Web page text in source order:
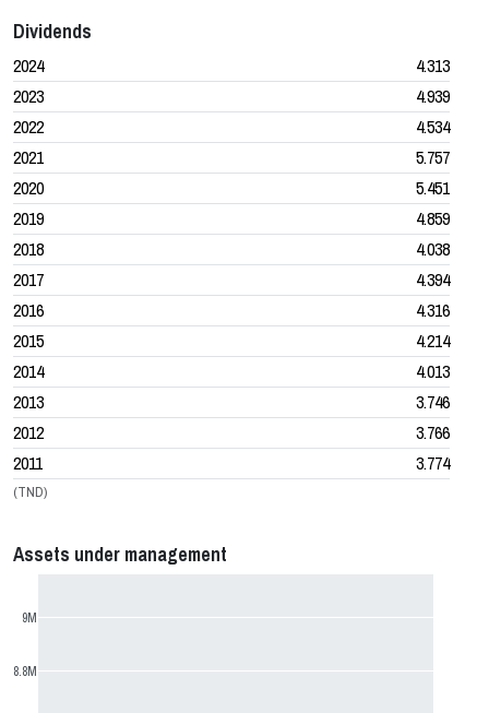
Dividends
(TND)
2024
4.313
2023
4.939
2022
4.534
2021
5.757
2020
5.451
2019
4.859
2018
4.038
2017
4.394
2016
4.316
2015
4.214
2014
4.013
2013
3.746
2012
3.766
2011
3.774
Assets under management
8.8M
9M